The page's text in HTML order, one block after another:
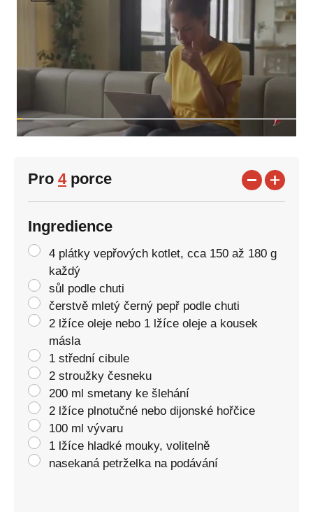
Pro 4porce
Ingredience
4 plátky vepřových kotlet, cca 150 až 180 g
každý
sůl podle chuti
čerstvě mletý černý pepř podle chuti
2 lžíce oleje nebo 1 lžíce oleje a kousek
másla
1 střední cibule
2 stroužky česneku
200 ml smetany ke šlehání
2 lžíce plnotučné nebo dijonské hořčice
100 ml vývaru
1 lžíce hladké mouky, volitelně
nasekaná petrželka na podávání